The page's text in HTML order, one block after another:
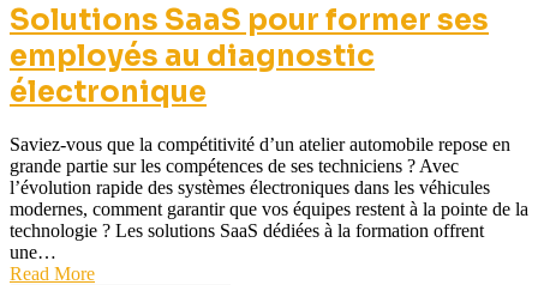
Solutions SaaS pour former ses
employés au diagnostic
électronique
Saviez-vous que la compétitivité d’un atelier automobile repose en
grande partie sur les compétences de ses techniciens ? Avec
l’évolution rapide des systèmes électroniques dans les véhicules
modernes, comment garantir que vos équipes restent à la pointe de la
technologie ? Les solutions SaaS dédiées à la formation offrent
une…
Read More